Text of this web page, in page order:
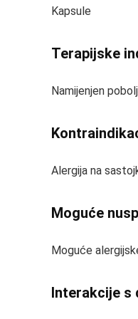
Kapsule
Terapijske
Namijenjen
Alergija na
Moguće
Moguće
Interakcije s